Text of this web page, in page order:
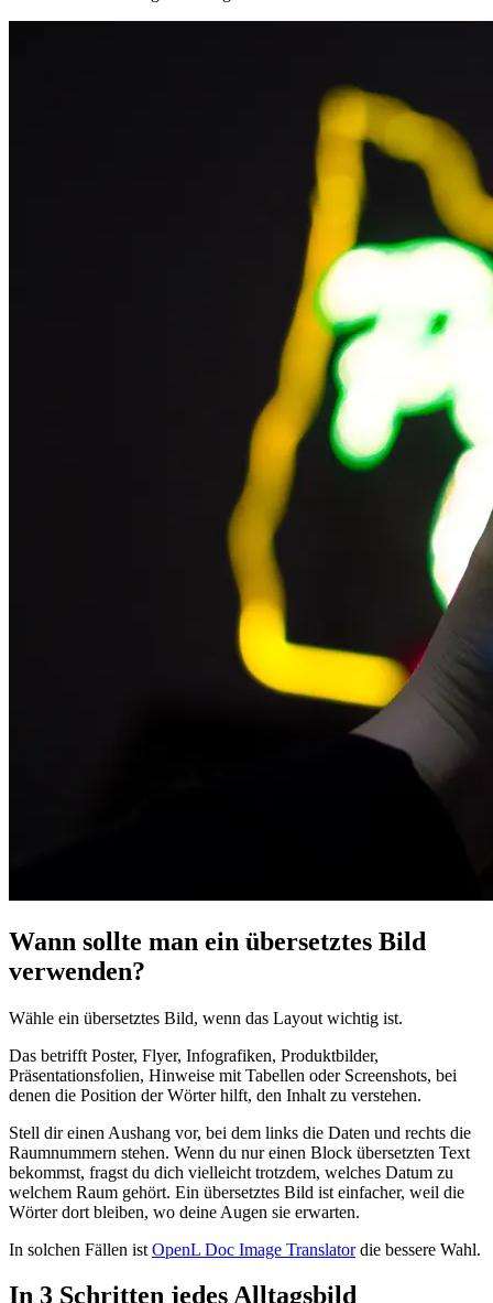
Wann sollte man ein übersetztes Bild
verwenden?
Wähle ein übersetztes Bild, wenn das Layout wichtig ist.
Das betrifft Poster, Flyer, Infografiken, Produktbilder,
Präsentationsfolien, Hinweise mit Tabellen oder Screenshots, bei
denen die Position der Wörter hilft, den Inhalt zu verstehen.
Stell dir einen Aushang vor, bei dem links die Daten und rechts die
Raumnummern stehen. Wenn du nur einen Block übersetzten Text
bekommst, fragst du dich vielleicht trotzdem, welches Datum zu
welchem Raum gehört. Ein übersetztes Bild ist einfacher, weil die
Wörter dort bleiben, wo deine Augen sie erwarten.
In solchen Fällen ist OpenL Doc Image Translatordie bessere Wahl.
In 3 Schritten jedes Alltagsbild